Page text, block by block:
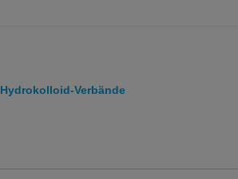
Hydrokolloid-Verbände